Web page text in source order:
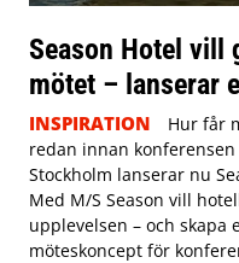
Season Hotel vill
mötet – lanserar
INSPIRATION
Hur får
redan innan
Stockholm lanserar nu
Med M/S Season vill
upplevelsen – och skapa
möteskoncept för